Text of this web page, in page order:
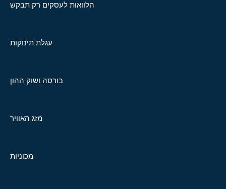
הלוואות לעסקים רק תבקש
עגלת תינוקות
בורסה ושוק ההון
מזג האוויר
מכוניות